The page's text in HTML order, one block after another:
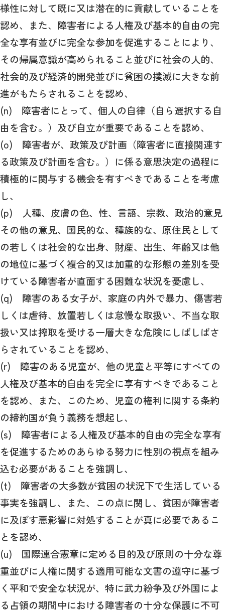
様性に対して既に又は潜在的に貢献していることを
認め、また、障害者による人権及び基本的自由の完
全な享有並びに完全な参加を促進することにより、
その帰属意識が高められること並びに社会の人的、
社会的及び経済的開発並びに貧困の撲滅に大きな前
進がもたらされることを認め、
(n) 障害者にとって、個人の自律（自ら選択する自
由を含む。）及び自立が重要であることを認め、
(o) 障害者が、政策及び計画（障害者に直接関連す
る政策及び計画を含む。）に係る意思決定の過程に
積極的に関与する機会を有すべきであることを考慮
し、
(p) 人種、皮膚の色、性、言語、宗教、政治的意見
その他の意見、国民的な、種族的な、原住民として
の若しくは社会的な出身、財産、出生、年齢又は他
の地位に基づく複合的又は加重的な形態の差別を受
けている障害者が直面する困難な状況を憂慮し、
(q) 障害のある女子が、家庭の内外で暴力、傷害若
しくは虐待、放置若しくは怠慢な取扱い、不当な取
扱い又は搾取を受ける一層大きな危険にしばしばさ
らされていることを認め、
(r) 障害のある児童が、他の児童と平等にすべての
人権及び基本的自由を完全に享有すべきであること
を認め、また、このため、児童の権利に関する条約
の締約国が負う義務を想起し、
(s) 障害者による人権及び基本的自由の完全な享有
を促進するためのあらゆる努力に性別の視点を組み
込む必要があることを強調し、
(t) 障害者の大多数が貧困の状況下で生活している
事実を強調し、また、この点に関し、貧困が障害者
に及ぼす悪影響に対処することが真に必要であるこ
とを認め、
(u) 国際連合憲章に定める目的及び原則の十分な尊
重並びに人権に関する適用可能な文書の遵守に基づ
く平和で安全な状況が、特に武力紛争及び外国によ
る占領の期間中における障害者の十分な保護に不可